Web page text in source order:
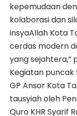
kepemudaan
kolaborasi dan
insyaAllah Kota
cerdas modern
yang sejahtera,”
Kegiatan puncak
GP Ansor Kota
tausyiah oleh
Quro KHR Syarif